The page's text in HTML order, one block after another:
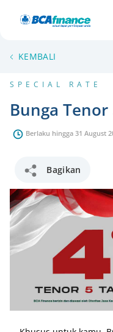
KEMBALI
SPECIAL RATE
Bunga
Berlaku hingga 31 August
Bagikan